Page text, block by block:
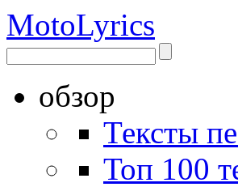
MotoLyrics
обзор
Тексты
Топ 100